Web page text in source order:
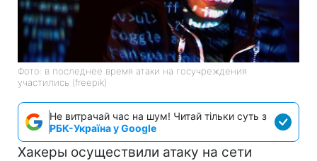
Фото: в последнее время атаки на госучреждения
участились (freepik)
Не витрачай час на шум! Читай тільки суть з
РБК-Україна у Google
Хакеры осуществили атаку на сети